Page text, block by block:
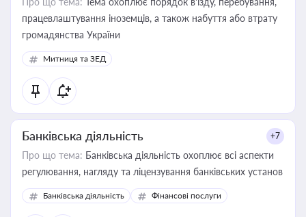
працевлаштування іноземців, а також набуття або втрату
громадянства України
Митниця та ЗЕД
Банківська діяльність +7
Про що тема: Банківська діяльність охоплює всі аспекти
регулювання, нагляду та ліцензування банківських установ
Банківська діяльність Фінансові послуги